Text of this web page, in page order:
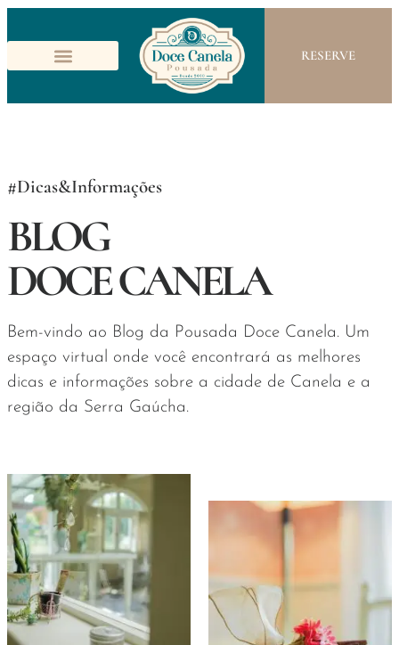
RESERVE
#Dicas&Informações
BLOG
DOCE CANELA
Bem-vindo ao Blog da Pousada Doce Canela. Um
espaço virtual onde você encontrará as melhores
dicas e informações sobre a cidade de Canela e a
região da Serra Gaúcha.